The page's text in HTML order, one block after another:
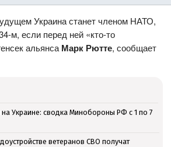
Украина станет членом НАТО,
м, если перед ней «кто-то
альянсаМарк Рютте, сообщает
Украине: сводка Минобороны РФ с 1 по 7
ветеранов СВО получат